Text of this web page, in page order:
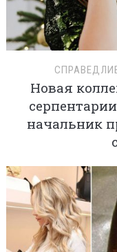
Новая
начальник